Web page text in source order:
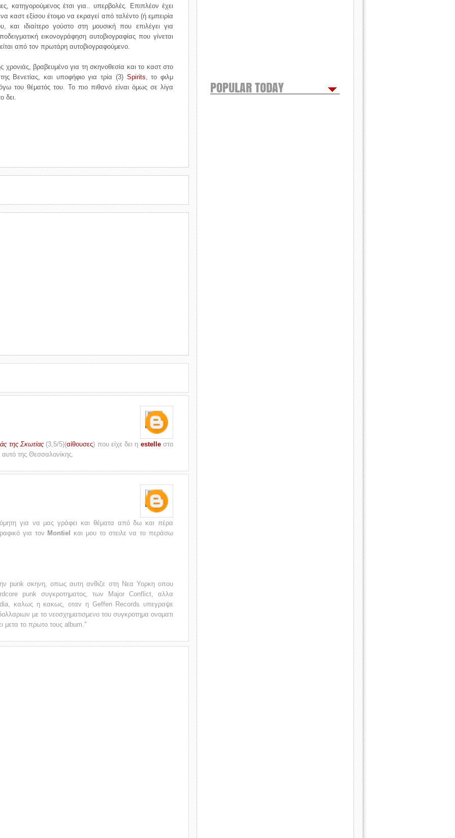
κατηγορούμενος έτσι για.. υπερβολές. Επιπλέον έχει
καστ εξίσου έτοιμο να εκραγεί από ταλέντο (ή εμπειρία
ιδιαίτερο γούστο στη μουσική που επιλέγει για
εικονογράφηση αυτοβιογραφίας που γίνεται
από τον πρωτάρη αυτοβιογραφούμενο.
βραβευμένο για τη σκηνοθεσία και το καστ στο
Βενετίας, και υποφήφιο για τρία (3) Spirits, το φιλμ
του θέματός του. Το πιο πιθανό είναι όμως σε λίγα
δει.
της Σκωτίας (3,5/5)(αίθουσες) που είχε δει η estelleστο
αυτό της Θεσσαλονίκης.
για να μας γράφει και θέματα από δω και πέρα
για τον Montiel και μου το στειλε να το περάσω
punk σκηνη, οπως αυτη ανθιζε στη Νεα Υορκη οπου
punk συγκροτηματος, των Major Conflict, αλλα
καλως η κακως, οταν η Geffen Records υπεγραψε
με το νεοσχηματισμενο του συγκροτημα ονοματι
μετα το πρωτο τους album."
POPULAR TODAY